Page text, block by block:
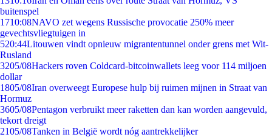
buitenspel
1710:08NAVO zet wegens Russische provocatie 250% meer
gevechtsvliegtuigen in
520:44Litouwen vindt opnieuw migrantentunnel onder grens met Wit-
Rusland
3205/08Hackers roven Coldcard-bitcoinwallets leeg voor 114 miljoen
dollar
1805/08Iran overweegt Europese hulp bij ruimen mijnen in Straat van
Hormuz
3605/08Pentagon verbruikt meer raketten dan kan worden aangevuld,
tekort dreigt
2105/08Tanken in België wordt nóg aantrekkelijker